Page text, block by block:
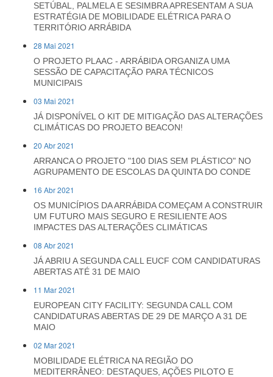
SETÚBAL, PALMELA E SESIMBRA APRESENTAM A SUA
ESTRATÉGIA DE MOBILIDADE ELÉTRICA PARA O
TERRITÓRIO ARRÁBIDA
28 Mai 2021
O PROJETO PLAAC - ARRÁBIDA ORGANIZA UMA
SESSÃO DE CAPACITAÇÃO PARA TÉCNICOS
MUNICIPAIS
03 Mai 2021
JÁ DISPONÍVEL O KIT DE MITIGAÇÃO DAS ALTERAÇÕES
CLIMÁTICAS DO PROJETO BEACON!
20 Abr 2021
ARRANCA O PROJETO "100 DIAS SEM PLÁSTICO" NO
AGRUPAMENTO DE ESCOLAS DA QUINTA DO CONDE
16 Abr 2021
OS MUNICÍPIOS DA ARRÁBIDA COMEÇAM A CONSTRUIR
UM FUTURO MAIS SEGURO E RESILIENTE AOS
IMPACTES DAS ALTERAÇÕES CLIMÁTICAS
08 Abr 2021
JÁ ABRIU A SEGUNDA CALL EUCF COM CANDIDATURAS
ABERTAS ATÉ 31 DE MAIO
11 Mar 2021
EUROPEAN CITY FACILITY: SEGUNDA CALL COM
CANDIDATURAS ABERTAS DE 29 DE MARÇO A 31 DE
MAIO
02 Mar 2021
MOBILIDADE ELÉTRICA NA REGIÃO DO
MEDITERRÂNEO: DESTAQUES, AÇÕES PILOTO E